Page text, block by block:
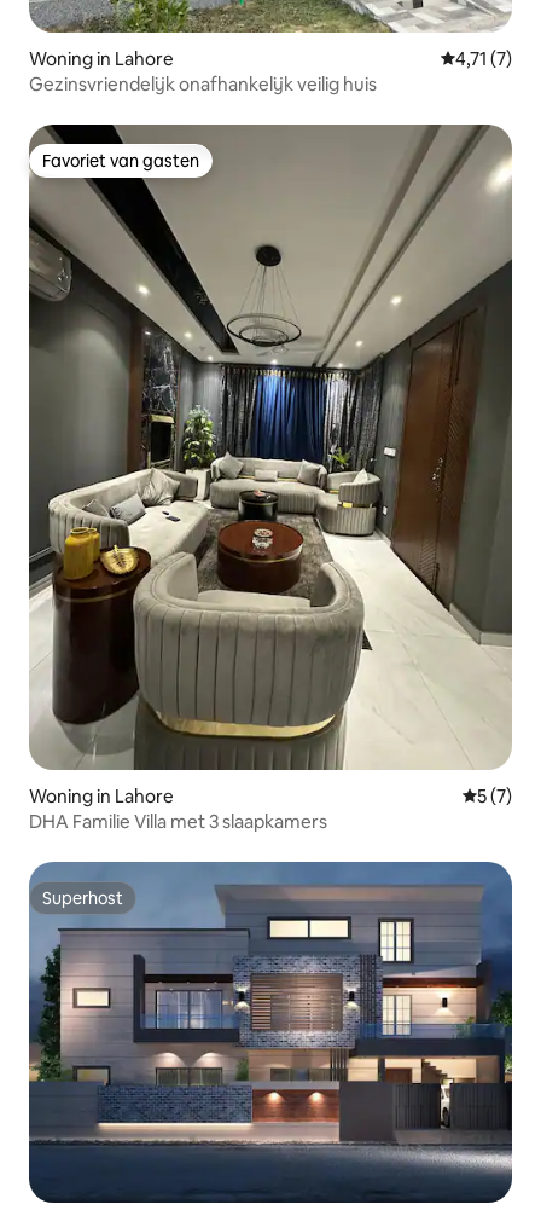
Woning in Lahore
4,71 (7)
Gezinsvriendelijk onafhankelijk veilig huis
Favoriet van gasten
Favoriet van gasten
Woning in Lahore
5 (7)
DHA Familie Villa met 3 slaapkamers
Superhost
Superhost